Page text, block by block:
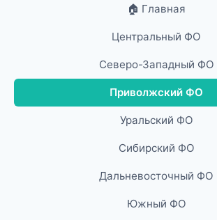
🏠 Главная
Центральный ФО
Северо-Западный ФО
Приволжский ФО
Уральский ФО
Сибирский ФО
Дальневосточный ФО
Южный ФО